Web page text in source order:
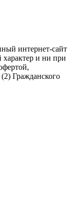
интернет-сайт
и ни при
Гражданского